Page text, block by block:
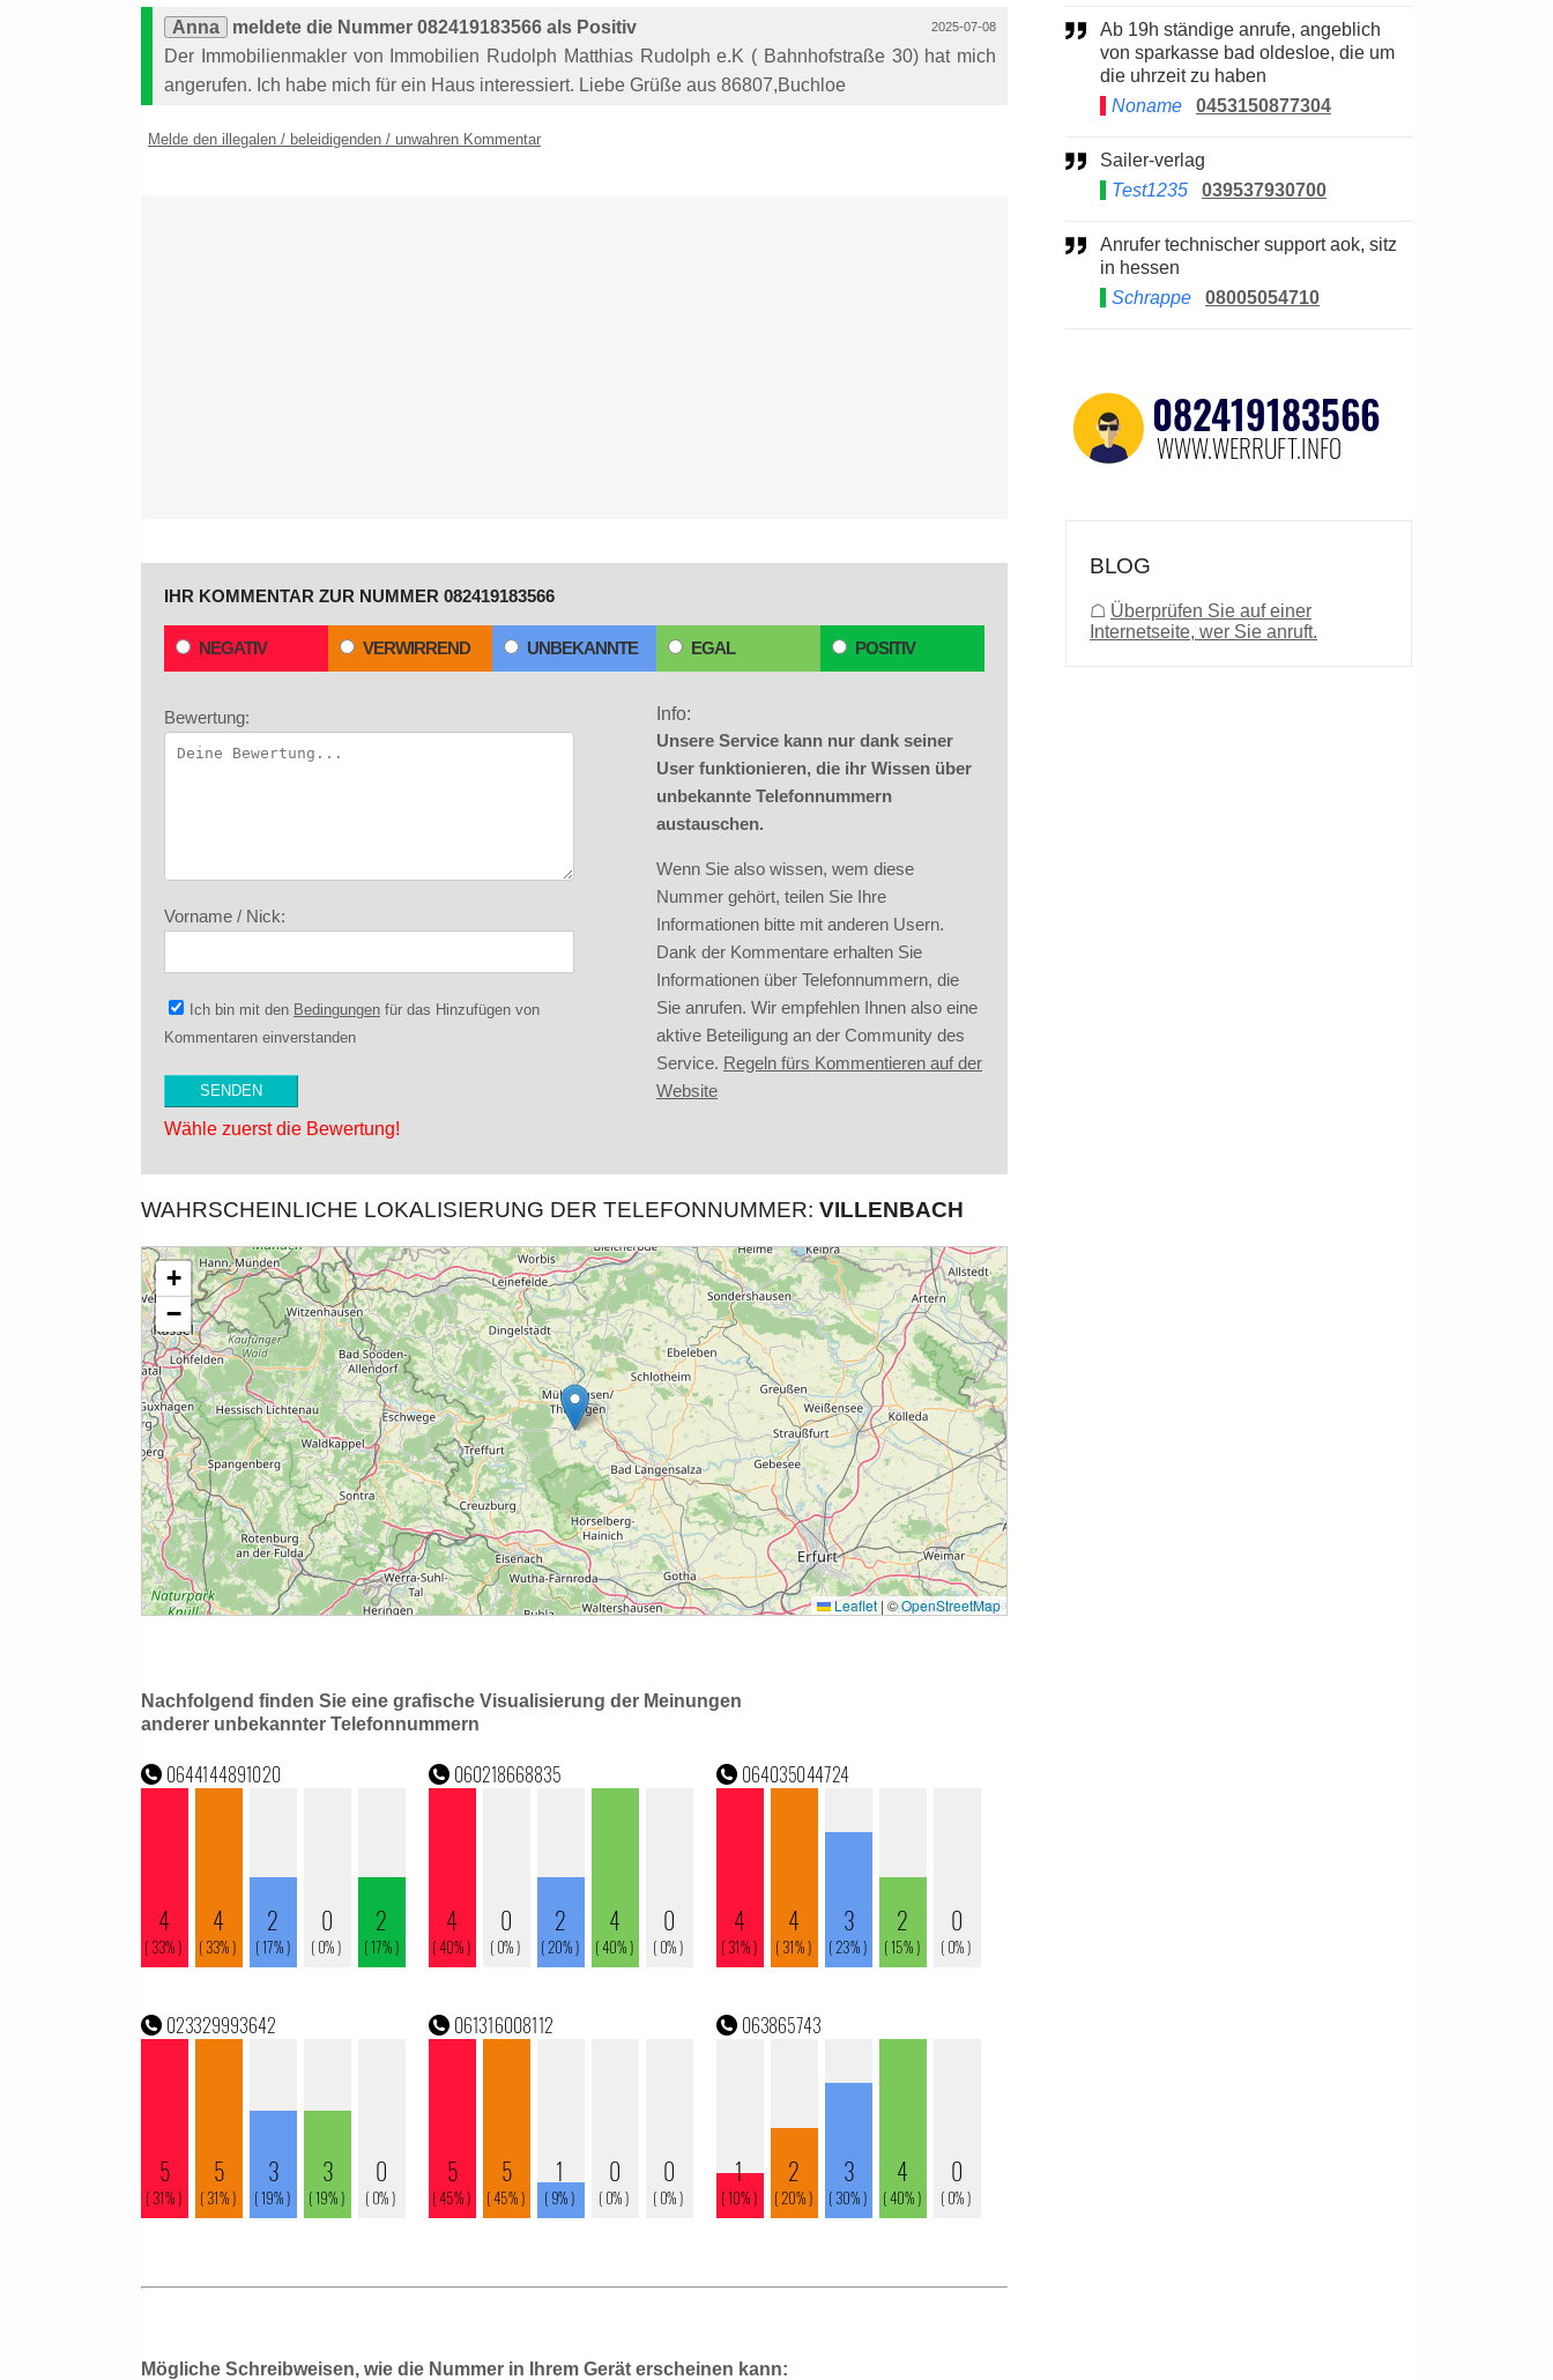
2025-07-08
Anna
meldete die Nummer 082419183566 als Positiv
Der Immobilienmakler von Immobilien Rudolph Matthias Rudolph e.K ( Bahnhofstraße 30) hat mich
angerufen. Ich habe mich für ein Haus interessiert. Liebe Grüße aus 86807,Buchloe
Melde den illegalen / beleidigenden / unwahren Kommentar
IHR KOMMENTAR ZUR NUMMER 082419183566
NEGATIV VERWIRREND UNBEKANNTE EGAL POSITIV
Bewertung:
Vorname / Nick:
Ich bin mit den Bedingungen für das Hinzufügen von
Kommentaren einverstanden
Wähle zuerst die Bewertung!
Info:
Unsere Service kann nur dank seiner
User funktionieren, die ihr Wissen über
unbekannte Telefonnummern
austauschen.
Wenn Sie also wissen, wem diese
Nummer gehört, teilen Sie Ihre
Informationen bitte mit anderen Usern.
Dank der Kommentare erhalten Sie
Informationen über Telefonnummern, die
Sie anrufen. Wir empfehlen Ihnen also eine
aktive Beteiligung an der Community des
Service. Regeln fürs Kommentieren auf der
Website
WAHRSCHEINLICHE LOKALISIERUNG DER TELEFONNUMMER: VILLENBACH
Nachfolgend finden Sie eine grafische Visualisierung der Meinungen
anderer unbekannter Telefonnummern
Mögliche Schreibweisen, wie die Nummer in Ihrem Gerät erscheinen kann:
Ab 19h ständige anrufe, angeblich
von sparkasse bad oldesloe, die um
die uhrzeit zu haben
Noname
0453150877304
Sailer-verlag
Test1235
039537930700
Anrufer technischer support aok, sitz
in hessen
Schrappe
08005054710
BLOG
☖ Überprüfen Sie auf einer
Internetseite, wer Sie anruft.